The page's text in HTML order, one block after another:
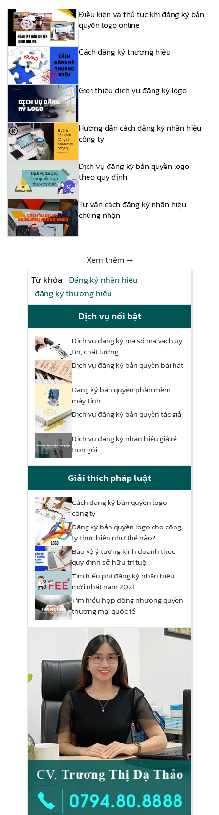
Điều kiện và thủ tục khi đăng ký bản
quyền logo online
Cách đăng ký thương hiệu
Giới thiệu dịch vụ đăng ký logo
Hướng dẫn cách đăng ký nhãn hiệu
công ty
Dịch vụ đăng ký bản quyền logo
theo quy định
Tư vấn cách đăng ký nhãn hiệu
chứng nhận
Xem thêm →
Từ khóa: Đăng ký nhãn hiệu
đăng ký thương hiệu
Dịch vụ nổi bật
Dịch vụ đăng ký mã số mã vạch uy
tín, chất lượng
Dịch vụ đăng ký bản quyền bài hát
Đăng ký bản quyền phần mềm
máy tính
Dịch vụ đăng ký bản quyền tác giả
Dịch vụ đăng ký nhãn hiệu giá rẻ
trọn gói
Giải thích pháp luật
Cách đăng ký bản quyền logo
công ty
Đăng ký bản quyền logo cho công
ty thực hiện như thế nào?
Bảo vệ ý tưởng kinh doanh theo
quy định sở hữu trí tuệ
Tìm hiểu phí đăng ký nhãn hiệu
mới nhất năm 2021
Tìm hiểu hợp đồng nhượng quyền
thương mại quốc tế